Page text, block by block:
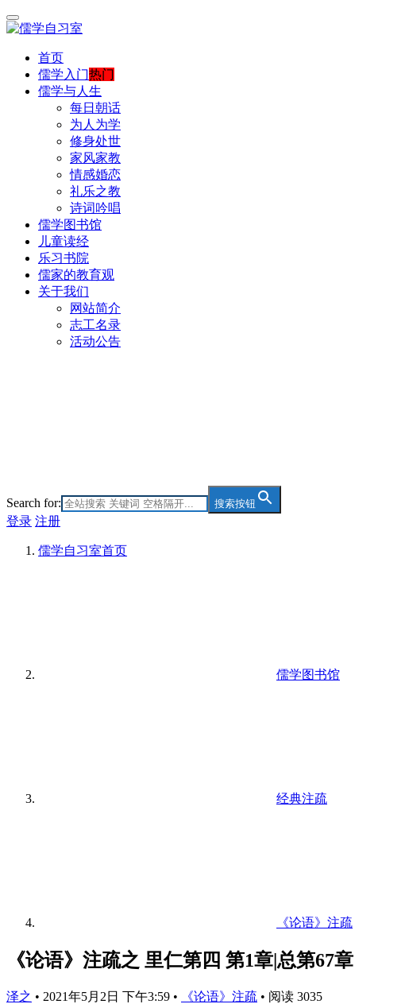
首页
儒学入门热门
儒学与人生
每日朝话
为人为学
修身处世
家风家教
情感婚恋
礼乐之教
诗词吟唱
儒学图书馆
儿童读经
乐习书院
儒家的教育观
关于我们
网站简介
志工名录
活动公告
Search for: 搜索按钮
登录 注册
儒学自习室首页
儒学图书馆
经典注疏
《论语》注疏
《论语》注疏之 里仁第四 第1章|总第67章
泽之 • 2021年5月2日 下午3:59 • 《论语》注疏 • 阅读 3035